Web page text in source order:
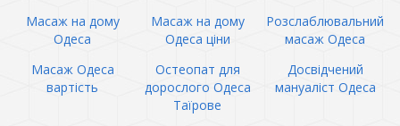
Масаж на дому
Одеса
Масаж на дому
Одеса ціни
Розслаблювальний
масаж Одеса
Масаж Одеса
вартість
Остеопат для
дорослого Одеса
Таїрове
Досвідчений
мануаліст Одеса